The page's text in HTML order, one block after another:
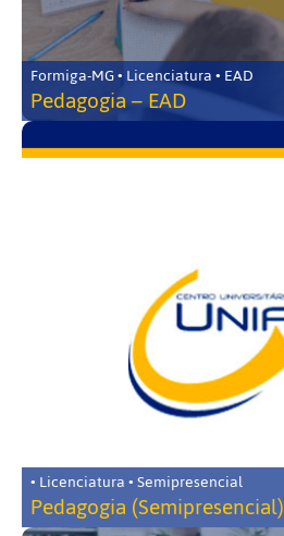
Formiga-MG • Licenciatura • EAD
Pedagogia – EAD
• Licenciatura • Semipresencial
Pedagogia (Semipresencial)